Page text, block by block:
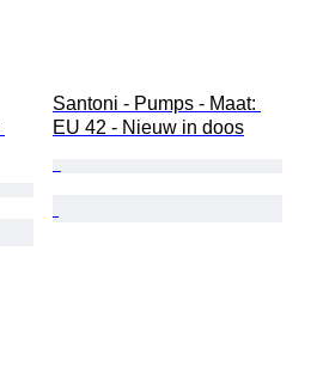
Santoni - Pumps - Maat:
EU 42 - Nieuw in doos